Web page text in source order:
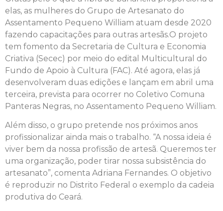
elas, as mulheres do Grupo de Artesanato do
Assentamento Pequeno William atuam desde 2020
fazendo capacitações para outras artesãs.O projeto
tem fomento da Secretaria de Cultura e Economia
Criativa (Secec) por meio do edital Multicultural do
Fundo de Apoio à Cultura (FAC). Até agora, elas já
desenvolveram duas edições e lançam em abril uma
terceira, prevista para ocorrer no Coletivo Comuna
Panteras Negras, no Assentamento Pequeno William.
Além disso, o grupo pretende nos próximos anos
profissionalizar ainda mais o trabalho. “A nossa ideia é
viver bem da nossa profissão de artesã. Queremos ter
uma organização, poder tirar nossa subsistência do
artesanato”, comenta Adriana Fernandes. O objetivo
é reproduzir no Distrito Federal o exemplo da cadeia
produtiva do Ceará.